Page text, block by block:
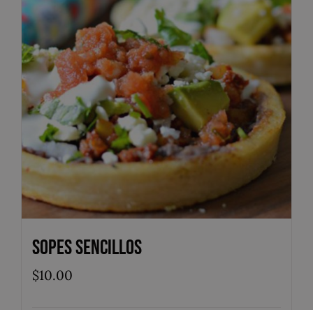
Sopes Sencillos
$10.00